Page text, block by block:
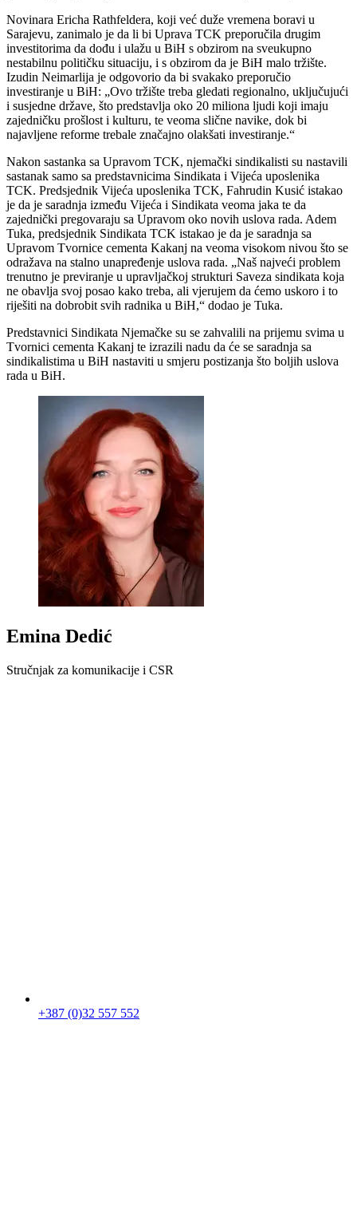
Novinara Ericha Rathfeldera, koji već duže vremena boravi u
Sarajevu, zanimalo je da li bi Uprava TCK preporučila drugim
investitorima da dođu i ulažu u BiH s obzirom na sveukupno
nestabilnu političku situaciju, i s obzirom da je BiH malo tržište.
Izudin Neimarlija je odgovorio da bi svakako preporučio
investiranje u BiH: „Ovo tržište treba gledati regionalno, uključujući
i susjedne države, što predstavlja oko 20 miliona ljudi koji imaju
zajedničku prošlost i kulturu, te veoma slične navike, dok bi
najavljene reforme trebale značajno olakšati investiranje.“
Nakon sastanka sa Upravom TCK, njemački sindikalisti su nastavili
sastanak samo sa predstavnicima Sindikata i Vijeća uposlenika
TCK. Predsjednik Vijeća uposlenika TCK, Fahrudin Kusić istakao
je da je saradnja između Vijeća i Sindikata veoma jaka te da
zajednički pregovaraju sa Upravom oko novih uslova rada. Adem
Tuka, predsjednik Sindikata TCK istakao je da je saradnja sa
Upravom Tvornice cementa Kakanj na veoma visokom nivou što se
odražava na stalno unapređenje uslova rada. „Naš najveći problem
trenutno je previranje u upravljačkoj strukturi Saveza sindikata koja
ne obavlja svoj posao kako treba, ali vjerujem da ćemo uskoro i to
riješiti na dobrobit svih radnika u BiH,“ dodao je Tuka.
Predstavnici Sindikata Njemačke su se zahvalili na prijemu svima u
Tvornici cementa Kakanj te izrazili nadu da će se saradnja sa
sindikalistima u BiH nastaviti u smjeru postizanja što boljih uslova
rada u BiH.
Emina Dedić
Stručnjak za komunikacije i CSR
+387 (0)32 557 552